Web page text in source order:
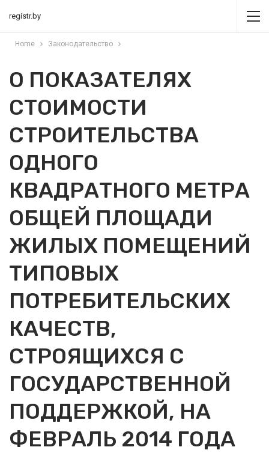
registr.by
Home Законодательство
О ПОКАЗАТЕЛЯХ
СТОИМОСТИ
СТРОИТЕЛЬСТВА
ОДНОГО
КВАДРАТНОГО МЕТРА
ОБЩЕЙ ПЛОЩАДИ
ЖИЛЫХ ПОМЕЩЕНИЙ
ТИПОВЫХ
ПОТРЕБИТЕЛЬСКИХ
КАЧЕСТВ,
СТРОЯЩИХСЯ С
ГОСУДАРСТВЕННОЙ
ПОДДЕРЖКОЙ, НА
ФЕВРАЛЬ 2014 ГОДА